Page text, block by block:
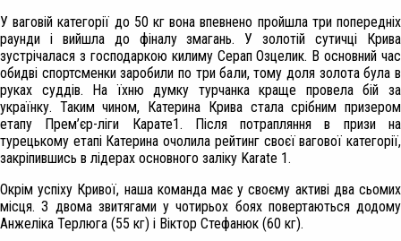
У ваговій категорії до 50 кг вона впевнено пройшла три попередніх
раунди і вийшла до фіналу змагань. У золотій сутичці Крива
зустрічалася з господаркою килиму Серап Озцелик. В основний час
обидві спортсменки заробили по три бали, тому доля золота була в
руках суддів. На їхню думку турчанка краще провела бій за
українку. Таким чином, Катерина Крива стала срібним призером
етапу Прем’єр-ліги Карате1. Після потрапляння в призи на
турецькому етапі Катерина очолила рейтинг своєї вагової категорії,
закріпившись в лідерах основного заліку Karate 1.
Окрім успіху Кривої, наша команда має у своєму активі два сьомих
місця. З двома звитягами у чотирьох боях повертаються додому
Анжеліка Терлюга (55 кг) і Віктор Стефанюк (60 кг).